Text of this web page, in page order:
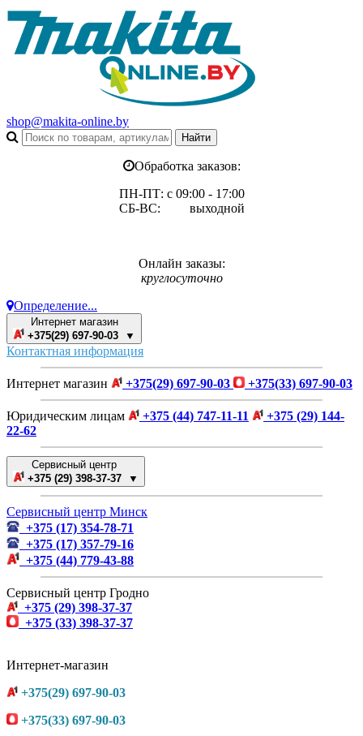
shop@makita-online.by
Обработка заказов:
ПН-ПТ: с 09:00 - 17:00
СБ-ВС: выходной
Онлайн заказы:
круглосуточно
Определение...
Интернет магазин
+375(29) 697-90-03 ▼
Контактная информация
Интернет магазин +375(29) 697-90-03 +375(33) 697-90-03
Юридическим лицам +375 (44) 747-11-11
+375 (29) 144-
22-62
Сервисный центр
+375 (29) 398-37-37 ▼
Сервисный центр Минск
+375 (17) 354-78-71
+375 (17) 357-79-16
+375 (44) 779-43-88
Сервисный центр Гродно
+375 (29) 398-37-37
+375 (33) 398-37-37
Интернет-магазин
+375(29) 697-90-03
+375(33) 697-90-03